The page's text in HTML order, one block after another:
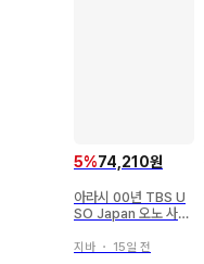
5%74,210원
아라시 00년 TBS U
SO Japan 오노 사토
지바 ・ 15일 전